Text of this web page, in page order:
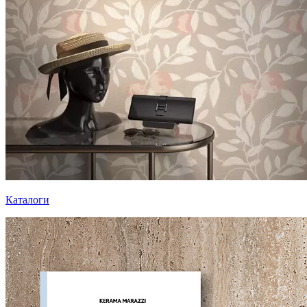
Каталоги